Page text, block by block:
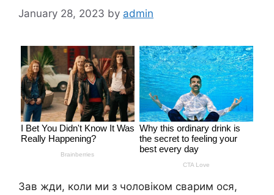
January 28, 2023 by admin
Зав жди, коли ми з чоловіком сварим ося,